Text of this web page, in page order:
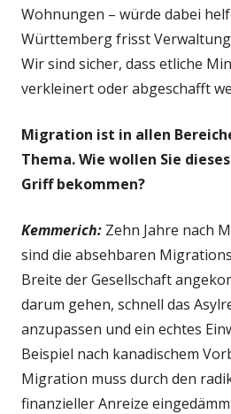
Wohnungen – würde dabei
Württemberg frisst
Wir sind sicher, dass etliche
verkleinert oder abgeschafft
Migration ist in allen
Thema. Wie wollen Sie
Griff bekommen?
Kemmerich: Zehn Jahre nach
sind die absehbaren
Breite der Gesellschaft
darum gehen, schnell das
anzupassen und ein echtes
Beispiel nach kanadischem
Migration muss durch den
finanzieller Anreize